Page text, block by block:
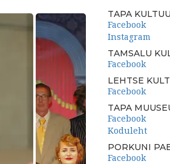
TAPA
Facebook
Instagram
TAMSALU
Facebook
LEHTSE
Facebook
TAPA
Facebook
Koduleht
PORKUNI
Facebook